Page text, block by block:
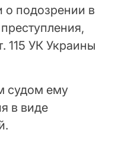
подозрении в
115 УК Украины
судом ему
в виде